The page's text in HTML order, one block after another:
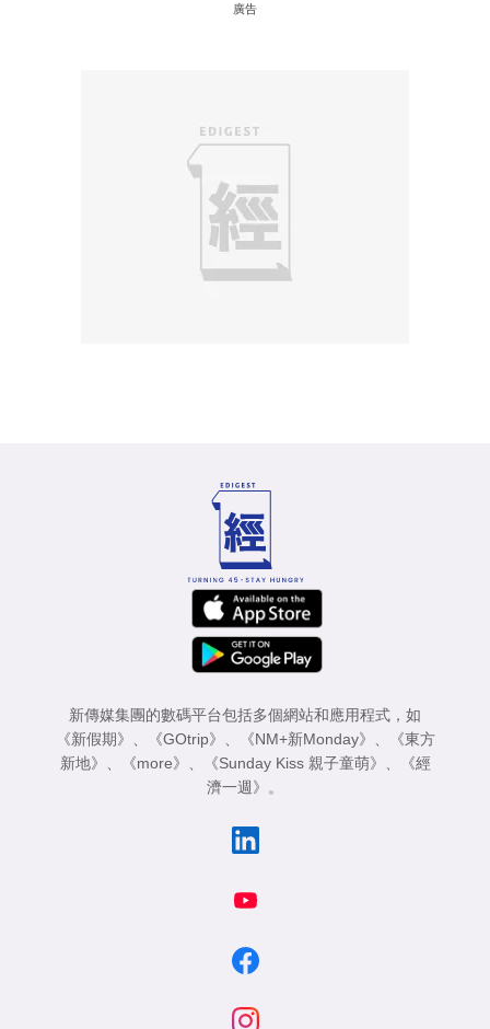
廣告
新傳媒集團的數碼平台包括多個網站和應用程式，如
《新假期》
《GOtrip》 《NM+新Monday》
《東方
新地》
《more》 《Sunday Kiss 親子童萌》
《經
濟一週》
。